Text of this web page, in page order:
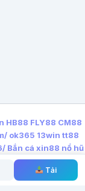
HB88 FLY88 CM88
ok365 13win tt88
Bắn cá xin88 nổ hũ
Tải